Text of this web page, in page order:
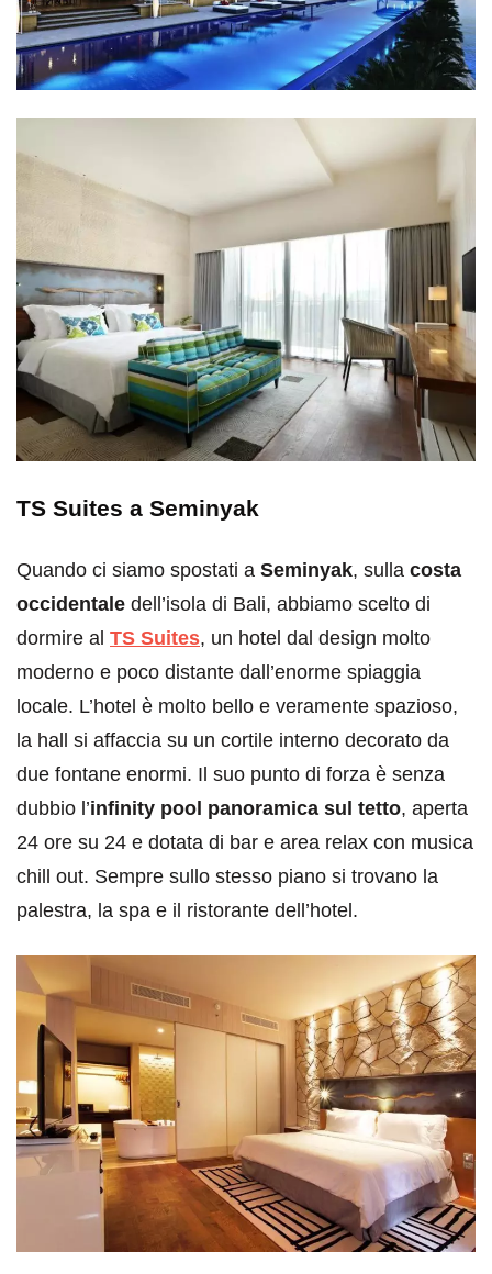
TS Suites a Seminyak
Quando ci siamo spostati a Seminyak, sulla costa
occidentale dell’isola di Bali, abbiamo scelto di
dormire al TS Suites, un hotel dal design molto
moderno e poco distante dall’enorme spiaggia
locale. L’hotel è molto bello e veramente spazioso,
la hall si affaccia su un cortile interno decorato da
due fontane enormi. Il suo punto di forza è senza
dubbio l’infinity pool panoramica sul tetto, aperta
24 ore su 24 e dotata di bar e area relax con musica
chill out. Sempre sullo stesso piano si trovano la
palestra, la spa e il ristorante dell’hotel.